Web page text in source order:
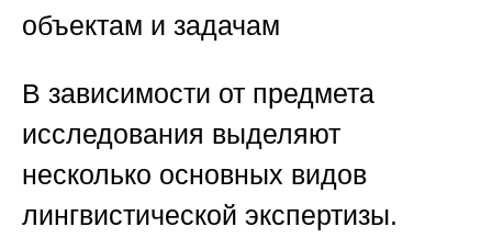
объектам и задачам
В зависимости от предмета
исследования выделяют
несколько основных видов
лингвистической экспертизы.